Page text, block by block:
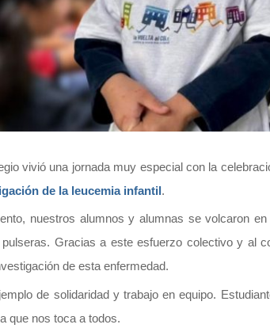
vivió una jornada muy especial con la
de la leucemia infantil.
nuestros alumnos y alumnas se volcaron
Gracias a este esfuerzo colectivo y al
de esta enfermedad.
de solidaridad y trabajo en equipo.
que nos toca a todos.